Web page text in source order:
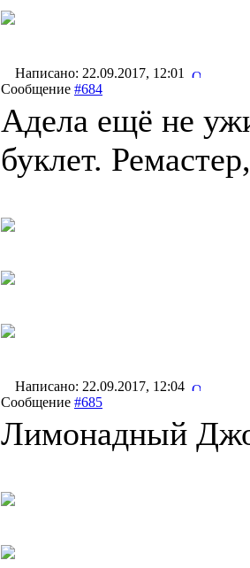
Написано: 22.09.2017, 12:01
Сообщение #684
Адела ещё не
буклет.
Написано: 22.09.2017, 12:04
Сообщение #685
Лимонадный Джо